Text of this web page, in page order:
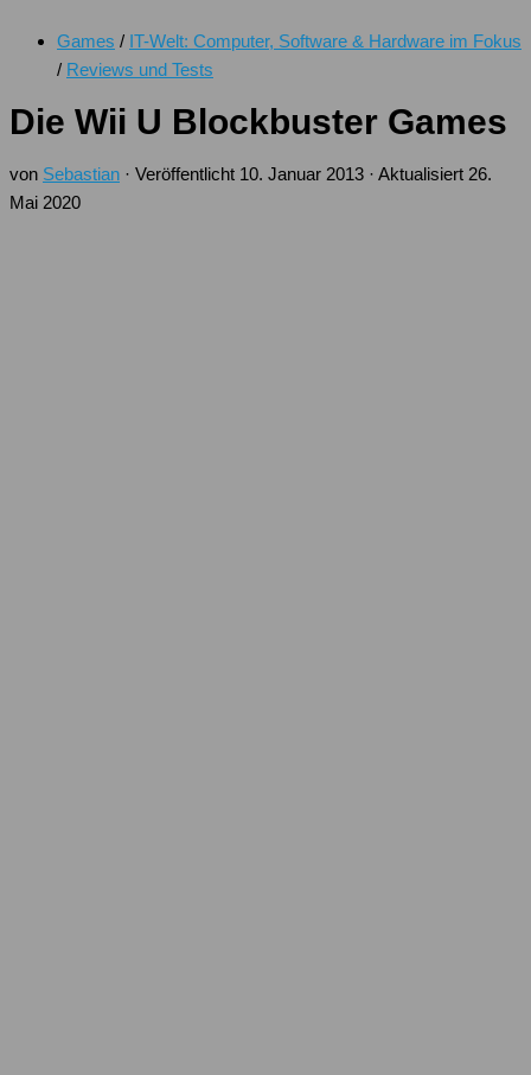
Games / IT-Welt: Computer, Software & Hardware im Fokus
/ Reviews und Tests
Die Wii U Blockbuster Games
von Sebastian · Veröffentlicht 10. Januar 2013 · Aktualisiert 26.
Mai 2020